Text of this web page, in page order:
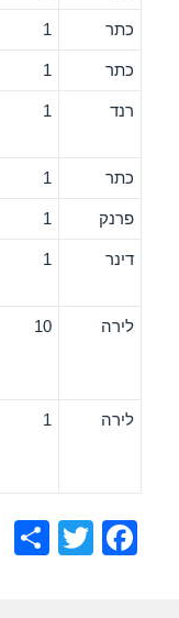
כתר 1
כתר 1
רנד 1
כתר 1
פרנק 1
דינר 1
לירה 10
לירה 1
F
T